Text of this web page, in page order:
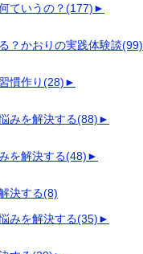
ていうの？(177)►
？かおりの実践体験談(99)
慣作り(28)►
みを解決する(88)►
を解決する(48)►
決する(8)
みを解決する(35)►